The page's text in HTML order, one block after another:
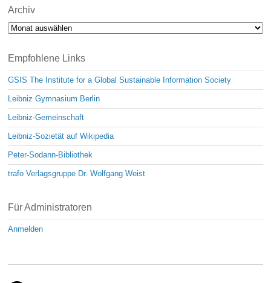
Archiv
Archiv
Empfohlene Links
GSIS The Institute for a Global Sustainable Information Society
Leibniz Gymnasium Berlin
Leibniz-Gemeinschaft
Leibniz-Sozietät auf Wikipedia
Peter-Sodann-Bibliothek
trafo Verlagsgruppe Dr. Wolfgang Weist
Für Administratoren
Anmelden